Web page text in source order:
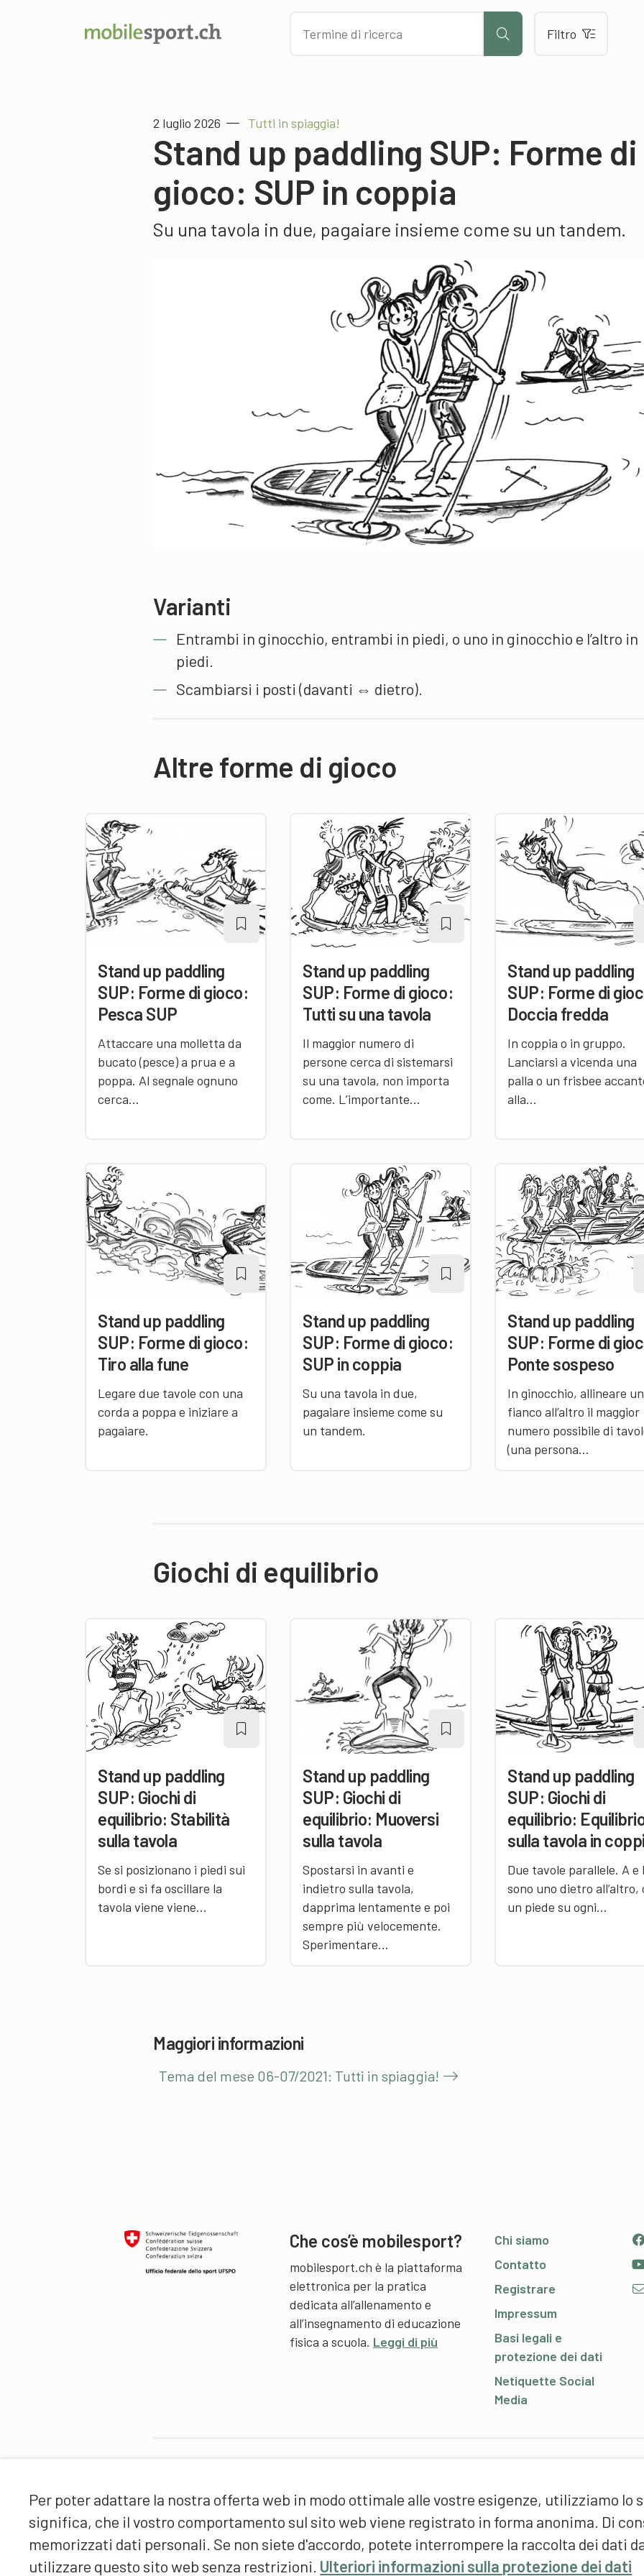
Per poter adattare la nostra offerta web in modo ottimale alle vostre esigenze, utilizziamo lo
significa, che il vostro comportamento sul sito web viene registrato in forma anonima. Di
memorizzati dati personali. Se non siete d'accordo, potete interrompere la raccolta dei dati
utilizzare questo sito web senza restrizioni. Ulteriori informazioni sulla protezione dei dati
Filtro
2 luglio 2026 Tutti in spiaggia!
Stand up paddling SUP: Forme di
gioco: SUP in coppia
Su una tavola in due, pagaiare insieme come su un tandem.
Varianti
Entrambi in ginocchio, entrambi in piedi, o uno in ginocchio e l’altro in
piedi.
Scambiarsi i posti (davanti ⇔ dietro).
Altre forme di gioco
Stand up paddling
SUP: Forme di gioco:
Pesca SUP
Attaccare una molletta da
bucato (pesce) a prua e a
poppa. Al segnale ognuno
cerca…
Stand up paddling
SUP: Forme di gioco:
Tutti su una tavola
Il maggior numero di
persone cerca di sistemarsi
su una tavola, non importa
come. L’importante…
Stand up paddling
SUP: Forme di
Doccia fredda
In coppia o in gruppo.
Lanciarsi a vicenda una
palla o un frisbee
alla…
Stand up paddling
SUP: Forme di gioco:
Tiro alla fune
Legare due tavole con una
corda a poppa e iniziare a
pagaiare.
Stand up paddling
SUP: Forme di gioco:
SUP in coppia
Su una tavola in due,
pagaiare insieme come su
un tandem.
Stand up paddling
SUP: Forme di
Ponte sospeso
In ginocchio, allineare
fianco all’altro il maggior
numero possibile di
(una persona…
Giochi di equilibrio
Stand up paddling
SUP: Giochi di
equilibrio: Stabilità
sulla tavola
Se si posizionano i piedi sui
bordi e si fa oscillare la
tavola viene viene…
Stand up paddling
SUP: Giochi di
equilibrio: Muoversi
sulla tavola
Spostarsi in avanti e
indietro sulla tavola,
dapprima lentamente e poi
sempre più velocemente.
Sperimentare…
Stand up paddling
SUP: Giochi di
equilibrio:
sulla tavola in
Due tavole parallele. A e
sono uno dietro all’altro,
un piede su ogni…
Maggiori informazioni
Tema del mese 06-07/2021: Tutti in spiaggia!
Che cos’è mobilesport?
mobilesport.ch è la piattaforma
elettronica per la pratica
dedicata all’allenamento e
all’insegnamento di educazione
fisica a scuola. Leggi di più
Chi siamo
Contatto
Registrare
Impressum
Basi legali e
protezione dei dati
Netiquette Social
Media